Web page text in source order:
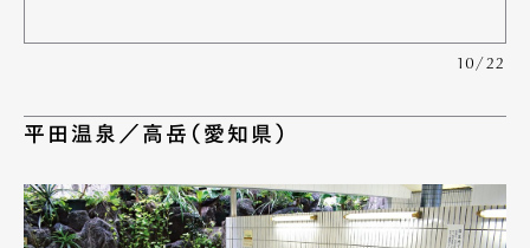
10/22
平田温泉／高岳（愛知県）